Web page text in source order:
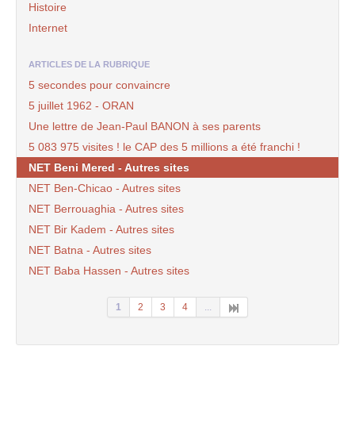
Histoire
Internet
ARTICLES DE LA RUBRIQUE
5 secondes pour convaincre
5 juillet 1962 - ORAN
Une lettre de Jean-Paul BANON à ses parents
5 083 975 visites ! le CAP des 5 millions a été franchi !
NET Beni Mered - Autres sites
NET Ben-Chicao - Autres sites
NET Berrouaghia - Autres sites
NET Bir Kadem - Autres sites
NET Batna - Autres sites
NET Baba Hassen - Autres sites
1 2 3 4 ...